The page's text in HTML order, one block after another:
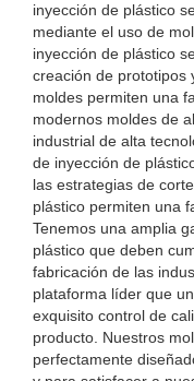
inyección de plástico
mediante el uso de
inyección de plástico
creación de prototipos
moldes permiten una
modernos moldes de
industrial de alta
de inyección de
las estrategias de
plástico permiten una
Tenemos una amplia
plástico que deben
fabricación de las
plataforma líder que
exquisito control de
producto. Nuestros
perfectamente